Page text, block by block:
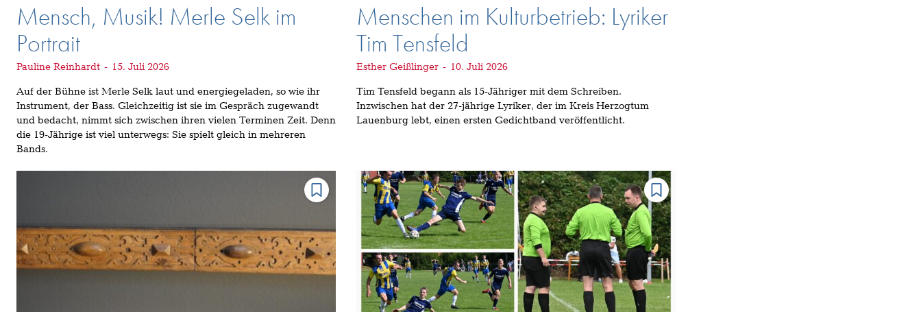
Mensch, Musik! Merle Selk im
Portrait
Pauline Reinhardt - 15. Juli 2026
Auf der Bühne ist Merle Selk laut und energiegeladen, so wie ihr
Instrument, der Bass. Gleichzeitig ist sie im Gespräch zugewandt
und bedacht, nimmt sich zwischen ihren vielen Terminen Zeit. Denn
die 19-Jährige ist viel unterwegs: Sie spielt gleich in mehreren
Bands.
Menschen im Kulturbetrieb: Lyriker
Tim Tensfeld
Esther Geißlinger - 10. Juli 2026
Tim Tensfeld begann als 15-Jähriger mit dem Schreiben.
Inzwischen hat der 27-jährige Lyriker, der im Kreis Herzogtum
Lauenburg lebt, einen ersten Gedichtband veröffentlicht.